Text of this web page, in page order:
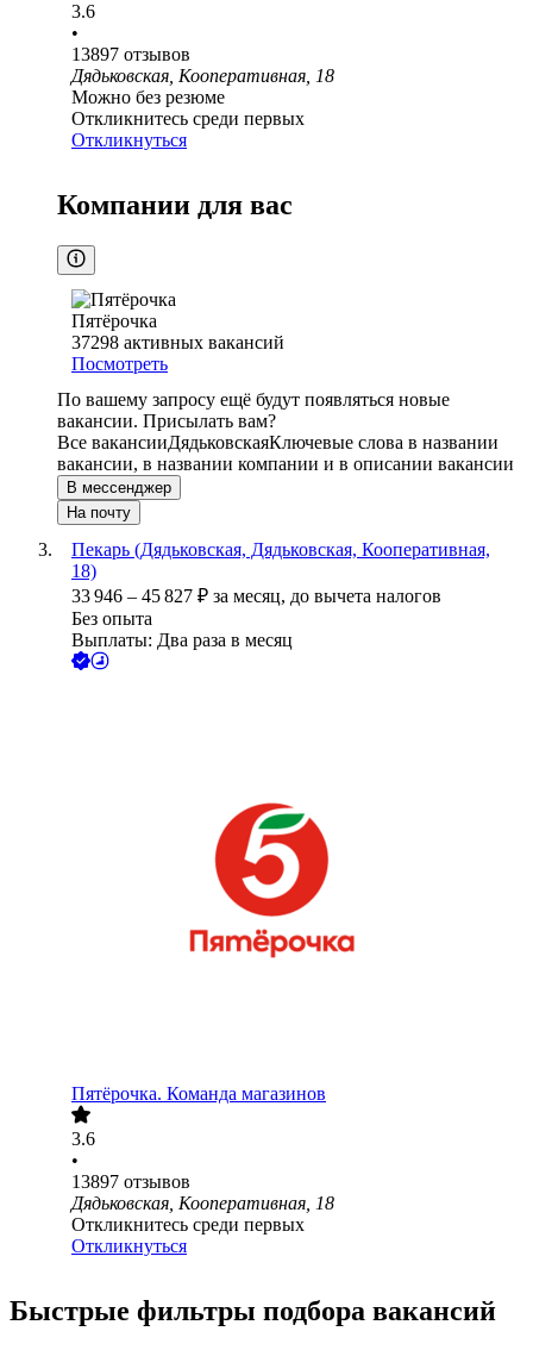
3.6
•
13897 отзывов
Дядьковская, Кооперативная, 18
Можно без резюме
Откликнитесь среди первых
Откликнуться
Компании для вас
Пятёрочка
37298 активных вакансий
Посмотреть
По вашему запросу ещё будут появляться новые
вакансии. Присылать вам?
Все вакансииДядьковскаяКлючевые слова в названии
вакансии, в названии компании и в описании вакансии
В мессенджер
На почту
Пекарь (Дядьковская, Дядьковская, Кооперативная,
18)
33 946 – 45 827 ₽ за месяц, до вычета налогов
Без опыта
Выплаты: Два раза в месяц
Пятёрочка. Команда магазинов
3.6
•
13897 отзывов
Дядьковская, Кооперативная, 18
Откликнитесь среди первых
Откликнуться
Быстрые фильтры подбора вакансий